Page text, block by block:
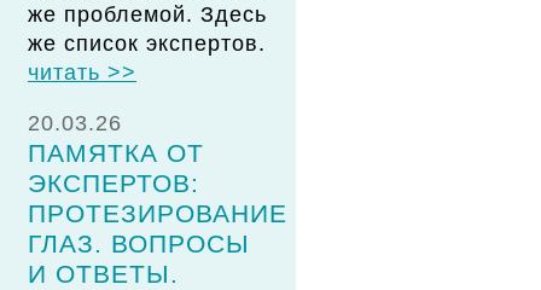
же проблемой. Здесь
же список экспертов.
читать >>
20.03.26
ПАМЯТКА ОТ
ЭКСПЕРТОВ:
ПРОТЕЗИРОВАНИЕ
ГЛАЗ. ВОПРОСЫ
И ОТВЕТЫ.